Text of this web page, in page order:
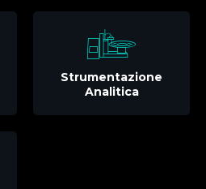
Strumentazione
Analitica